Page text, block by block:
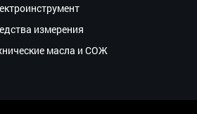
измерения
масла и СОЖ